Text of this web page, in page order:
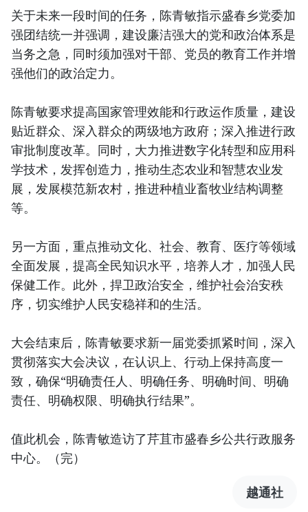
关于未来一段时间的任务，陈青敏指示盛春乡党委加
强团结统一并强调，建设廉洁强大的党和政治体系是
当务之急，同时须加强对干部、党员的教育工作并增
强他们的政治定力。
陈青敏要求提高国家管理效能和行政运作质量，建设
贴近群众、深入群众的两级地方政府；深入推进行政
审批制度改革。同时，大力推进数字化转型和应用科
学技术，发挥创造力，推动生态农业和智慧农业发
展，发展模范新农村，推进种植业畜牧业结构调整
等。
另一方面，重点推动文化、社会、教育、医疗等领域
全面发展，提高全民知识水平，培养人才，加强人民
保健工作。此外，捍卫政治安全，维护社会治安秩
序，切实维护人民安稳祥和的生活。
大会结束后，陈青敏要求新一届党委抓紧时间，深入
贯彻落实大会决议，在认识上、行动上保持高度一
致，确保“明确责任人、明确任务、明确时间、明确
责任、明确权限、明确执行结果”。
值此机会，陈青敏造访了芹苴市盛春乡公共行政服务
中心。（完）
越通社